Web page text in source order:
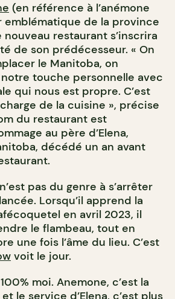
(en référence à l’anémone
emblématique de la province
restaurant s’inscrira
de son prédécesseur. « On
le Manitoba, on
touche personnelle avec
qui nous est propre. C’est
de la cuisine », précise
du restaurant est
au père d’Elena,
décédé un an avant
pas du genre à s’arrêter
Lorsqu’il apprend la
en avril 2023, il
le flambeau, tout en
une fois l’âme du lieu. C’est
voit le jour.
moi. Anemone, c’est la